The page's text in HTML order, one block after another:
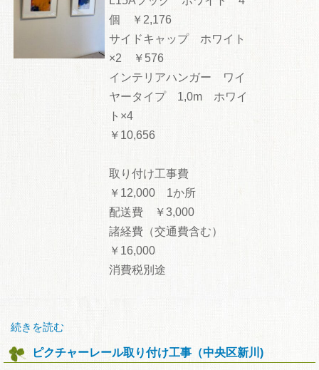
個 ￥2,176
サイドキャップ ホワイト
×2 ￥576
インテリアハンガー ワイ
ヤータイプ 1,0m ホワイ
ト×4
￥10,656
取り付け工事費
￥12,000 1か所
配送費 ￥3,000
諸経費（交通費含む）
￥16,000
消費税別途
続きを読む
ピクチャーレール取り付け工事（中央区新川)